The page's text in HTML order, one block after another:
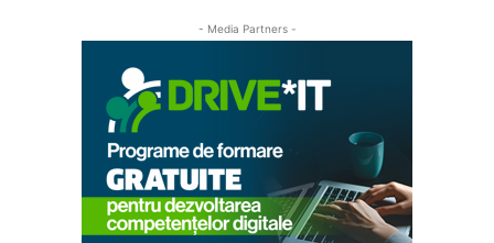
- Media Partners -